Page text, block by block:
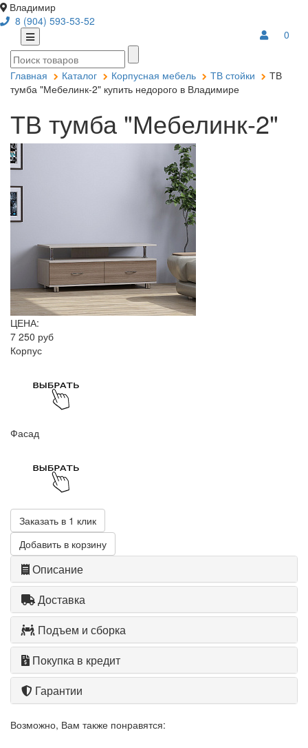
Владимир
8 (904) 593-53-52
0
Главная Каталог Корпусная мебель ТВ стойки
ТВ
тумба "Мебелинк-2" купить недорого в Владимире
ТВ тумба "Мебелинк-2"
ЦЕНА:
7 250 руб
Корпус
Фасад
Заказать в 1 клик
Добавить в корзину
Описание
Доставка
Подъем и сборка
Покупка в кредит
Гарантии
Возможно, Вам также понравятся: